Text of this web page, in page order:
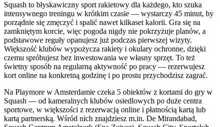
Squash to błyskawiczny sport rakietowy dla każdego, kto szuka
intensywnego treningu w krótkim czasie — wystarczy 45 minut, by
porządnie się zmęczyć i spalić nawet kilkaset kalorii. Gra się na
zamkniętym korcie, więc pogoda nigdy nie pokrzyżuje planów, a
podstawowe reguły opanujesz już podczas pierwszej wizyty.
Większość klubów wypożycza rakiety i okulary ochronne, dzięki
czemu spróbujesz bez inwestowania we własny sprzęt. To też
świetny sposób na regularną aktywność po pracy — rezerwujesz
kort online na konkretną godzinę i po prostu przychodzisz zagrać.
Na Playmore w Amsterdamie czeka 5 obiektów z kortami do gry w
Squash — od kameralnych klubów osiedlowych po duże centra
sportowe, w większości z rezerwacją online i płatnością kartą lub
kartą partnerską. Wśród nich znajdziesz m.in. De Mirandabad,